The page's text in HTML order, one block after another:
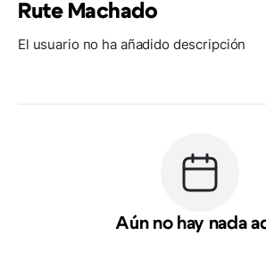
Rute Machado
El usuario no ha añadido descripción
Aún no hay nada